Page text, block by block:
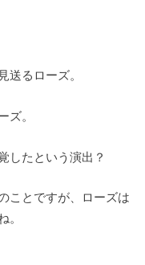
送るローズ。
ズ。
したという演出？
ことですが、ローズは
。